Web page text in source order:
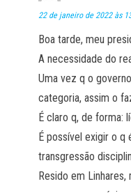
22 de janeiro de 2022 às
Boa tarde, meu
A necessidade do
Uma vez q o
categoria, assim o
É claro q, de forma:
É possível exigir o q
transgressão
Resido em